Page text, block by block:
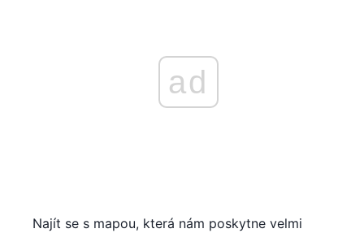
ad
Najít se s mapou, která nám poskytne velmi